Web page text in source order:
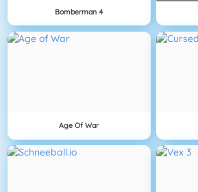
Bomberman 4
Age Of War